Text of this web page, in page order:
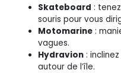
Skateboard :
souris pour vous
Motomarine :
vagues.
Hydravion :
autour de l’île.